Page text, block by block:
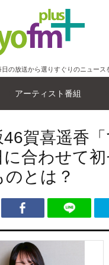
の放送から選りすぐりのニュース
アーティスト番組
46賀喜遥香
に合わせて
のとは？